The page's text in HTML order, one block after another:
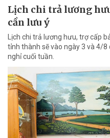
Lịch chi trả lương
cần lưu ý
Lịch chi trả lương hưu, trợ cấp
tỉnh thành sẽ vào ngày 3 và 4/
nghỉ cuối tuần.